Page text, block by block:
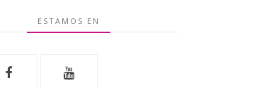
ESTAMOS EN